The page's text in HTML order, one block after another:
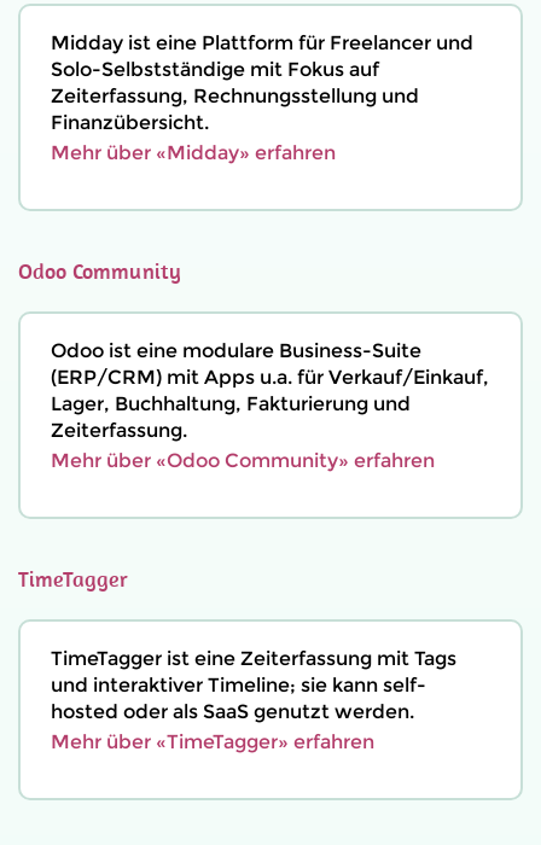
Midday ist eine Plattform für Freelancer und
Solo-Selbstständige mit Fokus auf
Zeiterfassung, Rechnungsstellung und
Finanzübersicht.
Mehr über «Midday» erfahren
Odoo Community
Odoo ist eine modulare Business-Suite
(ERP/CRM) mit Apps u.a. für Verkauf/Einkauf,
Lager, Buchhaltung, Fakturierung und
Zeiterfassung.
Mehr über «Odoo Community» erfahren
TimeTagger
TimeTagger ist eine Zeiterfassung mit Tags
und interaktiver Timeline; sie kann self-
hosted oder als SaaS genutzt werden.
Mehr über «TimeTagger» erfahren